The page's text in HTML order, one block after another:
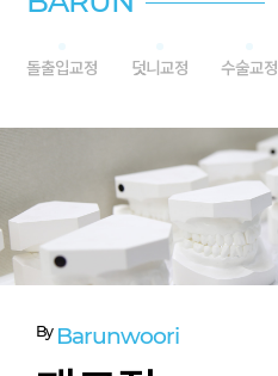
돌출입교정 덧니교정 수술교정
By Barunwoori